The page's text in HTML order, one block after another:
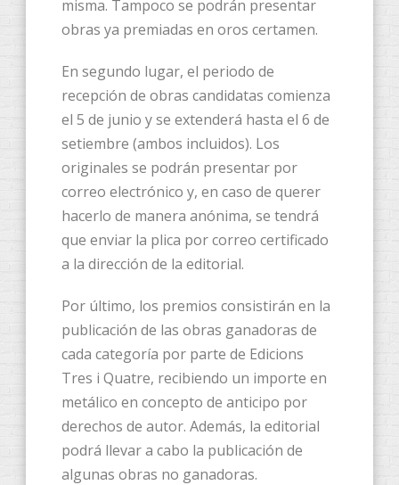
misma. Tampoco se podrán presentar
obras ya premiadas en oros certamen.
En segundo lugar, el periodo de
recepción de obras candidatas comienza
el 5 de junio y se extenderá hasta el 6 de
setiembre (ambos incluidos). Los
originales se podrán presentar por
correo electrónico y, en caso de querer
hacerlo de manera anónima, se tendrá
que enviar la plica por correo certificado
a la dirección de la editorial.
Por último, los premios consistirán en la
publicación de las obras ganadoras de
cada categoría por parte de Edicions
Tres i Quatre, recibiendo un importe en
metálico en concepto de anticipo por
derechos de autor. Además, la editorial
podrá llevar a cabo la publicación de
algunas obras no ganadoras.